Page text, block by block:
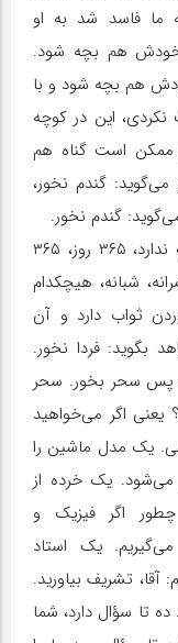
ما فاسد شد به او
خودش هم بچه شود.
هم بچه شود و با
این در کوچه
است گناه هم
گندم نخور،
گندم نخور.
همه غذاهایی که می‌خوریم هیچکدام ثواب ندارد، ۳۶۵ روز، ۳۶۵
نهار، عصرانه، شبانه، هیچکدام
ثواب دارد و آن
بگوید: فردا نخور.
پس سحر بخور. سحر
یعنی اگر می‌خواهید
یک مدل ماشین را
می‌شود. یک خرده از
اگر فیزیک و
یک استاد
تشریف بیاورید.
تا سؤال دارد، شما